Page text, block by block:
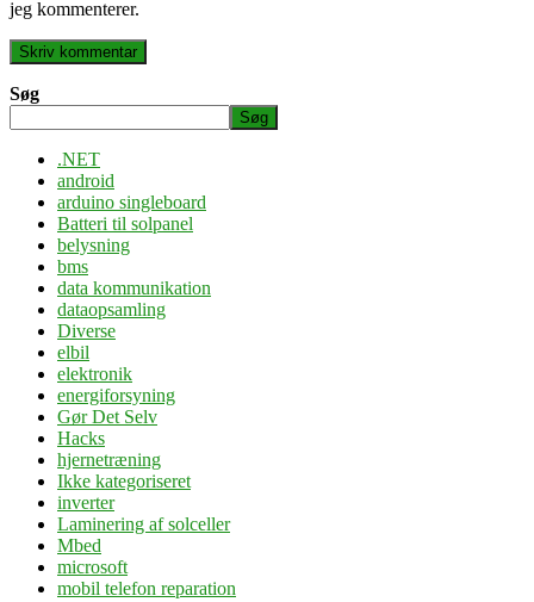
jeg kommenterer.
Søg
Søg
.NET
android
arduino singleboard
Batteri til solpanel
belysning
bms
data kommunikation
dataopsamling
Diverse
elbil
elektronik
energiforsyning
Gør Det Selv
Hacks
hjernetræning
Ikke kategoriseret
inverter
Laminering af solceller
Mbed
microsoft
mobil telefon reparation